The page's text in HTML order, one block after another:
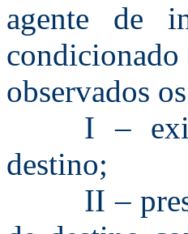
agente de
observados
I –
destino;
II –